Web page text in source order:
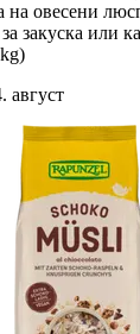
на овесени
закуска или
август